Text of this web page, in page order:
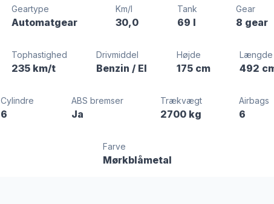
Geartype
Automatgear
Km/l
30,0
Tank
69 l
Gear
8 gear
Tophastighed
235 km/t
Drivmiddel
Benzin / El
Højde
175 cm
Længde
492
Cylindre
6
ABS bremser
Ja
Trækvægt
2700 kg
Airbags
6
Farve
Mørkblåmetal